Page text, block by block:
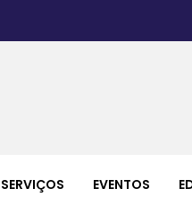
SERVIÇOS EVENTOS